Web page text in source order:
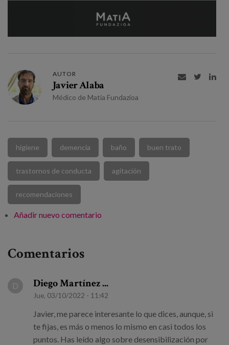
AUTOR
Javier Alaba
Médico de Matia Fundazioa
  
higiene demencia baño buen trato
trastornos de conducta agitación
recomendaciones
Añadir nuevo comentario
Comentarios
D Diego Martínez ...
Jue, 03/10/2022 - 11:42
Javier, me parece interesante lo que dices, aunque, si
te fijas, es más o menos lo mismo en casi todos los
puntos. Has leído algo sobre desensibilización por